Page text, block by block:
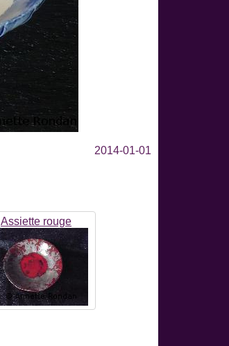
2014-01-01
Assiette rouge